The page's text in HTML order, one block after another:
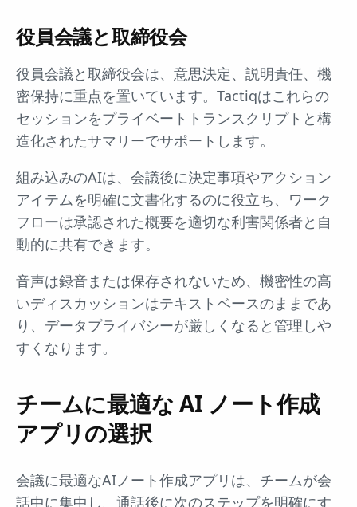
役員会議と取締役会
役員会議と取締役会は、意思決定、説明責任、機
密保持に重点を置いています。Tactiqはこれらの
セッションをプライベートトランスクリプトと構
造化されたサマリーでサポートします。
組み込みのAIは、会議後に決定事項やアクション
アイテムを明確に文書化するのに役立ち、ワーク
フローは承認された概要を適切な利害関係者と自
動的に共有できます。
音声は録音または保存されないため、機密性の高
いディスカッションはテキストベースのままであ
り、データプライバシーが厳しくなると管理しや
すくなります。
チームに最適な AI ノート作成
アプリの選択
会議に最適なAIノート作成アプリは、チームが会
話中に集中し、通話後に次のステップを明確にす